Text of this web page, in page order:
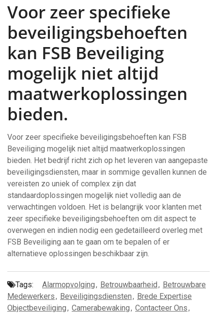
Voor zeer specifieke
beveiligingsbehoeften
kan FSB Beveiliging
mogelijk niet altijd
maatwerkoplossingen
bieden.
Voor zeer specifieke beveiligingsbehoeften kan FSB
Beveiliging mogelijk niet altijd maatwerkoplossingen
bieden. Het bedrijf richt zich op het leveren van aangepaste
beveiligingsdiensten, maar in sommige gevallen kunnen de
vereisten zo uniek of complex zijn dat
standaardoplossingen mogelijk niet volledig aan de
verwachtingen voldoen. Het is belangrijk voor klanten met
zeer specifieke beveiligingsbehoeften om dit aspect te
overwegen en indien nodig een gedetailleerd overleg met
FSB Beveiliging aan te gaan om te bepalen of er
alternatieve oplossingen beschikbaar zijn.
Tags: Alarmopvolging, Betrouwbaarheid, Betrouwbare
Medewerkers, Beveiligingsdiensten, Brede Expertise
Objectbeveiliging, Camerabewaking, Contacteer Ons,